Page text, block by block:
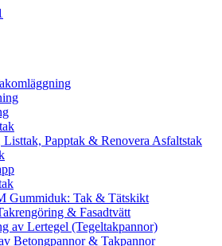
Papptak & Renovera Asfaltstak
Gummiduk: Tak & Tätskikt
& Fasadtvätt
av Lertegel (Tegeltakpannor)
Betongpannor & Takpannor